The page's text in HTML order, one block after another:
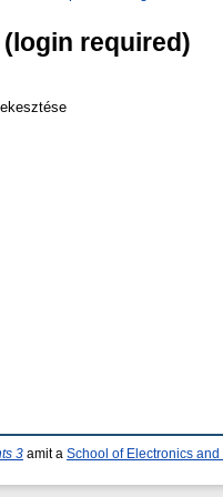
required)
3 amit a School of Electronics